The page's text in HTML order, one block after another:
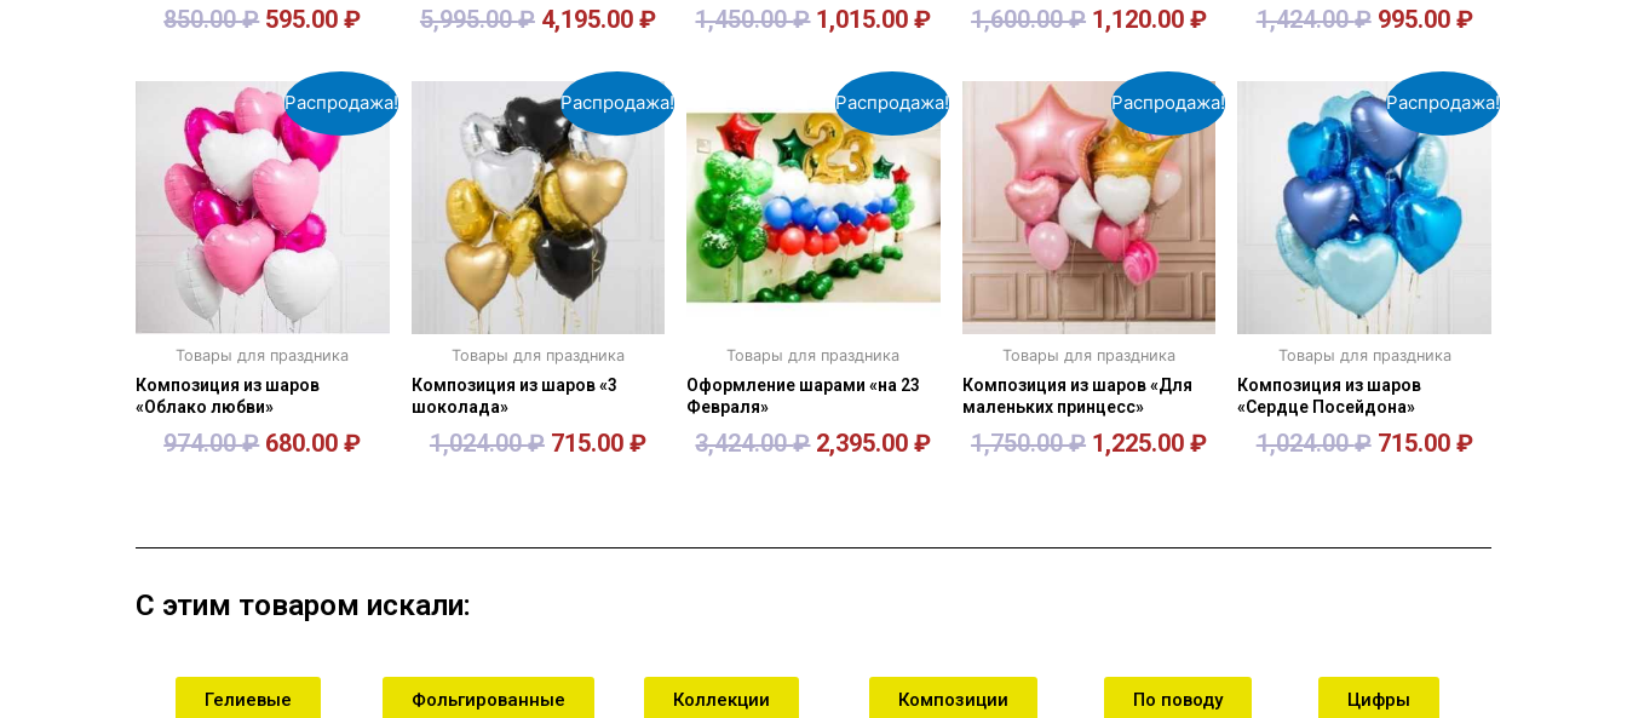
850.00₽ 595.00₽ 5,995.00₽ 4,195.00 ₽ 1,450.00₽ 1,015.00₽ 1,600.00₽ 1,120.00₽ 1,424.00₽ 995.00 ₽
Распродажа!
Товары для праздника
Композиция из шаров
«Облако любви»
974.00₽ 680.00₽
Распродажа!
Товары для праздника
Композиция из шаров «3
шоколада»
1,024.00₽ 715.00 ₽
Распродажа!
Товары для праздника
Оформление шарами «на 23
Февраля»
3,424.00₽ 2,395.00₽
Распродажа!
Товары для праздника
Композиция из шаров «Для
маленьких принцесс»
1,750.00₽ 1,225.00₽
Распродажа!
Товары для праздника
Композиция из шаров
«Сердце Посейдона»
1,024.00₽ 715.00 ₽
С этим товаром искали:
Гелиевые Фольгированные Коллекции Композиции По поводу Цифры